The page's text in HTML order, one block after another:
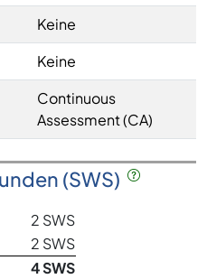
Keine
Keine
Continuous
Assessment (CA)
(SWS)
2 SWS
2 SWS
4 SWS